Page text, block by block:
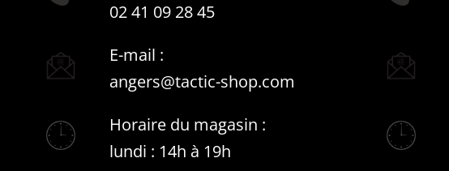
02 41 09 28 45
E-mail :
angers@tactic-shop.com
Horaire du magasin :
lundi : 14h à 19h